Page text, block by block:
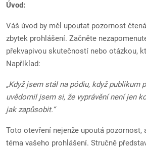
Úvod:
Váš úvod by měl upoutat pozornost
zbytek prohlášení. Začněte
překvapivou skutečností nebo otázkou,
Například:
„Když jsem stál na pódiu, když publikum
uvědomil jsem si, že vyprávění není jen
jak zapůsobit.“
Toto otevření nejenže upoutá pozornost,
téma vašeho prohlášení. Stručně